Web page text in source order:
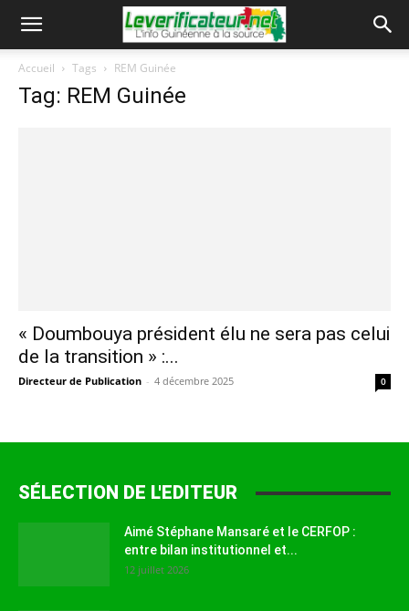
Accueil Tags REM Guinée
Tag: REM Guinée
« Doumbouya président élu ne sera pas celui
de la transition » :...
Directeur de Publication - 4 décembre 2025 0
SÉLECTION DE L'EDITEUR
Aimé Stéphane Mansaré et le CERFOP :
entre bilan institutionnel et...
12 juillet 2026